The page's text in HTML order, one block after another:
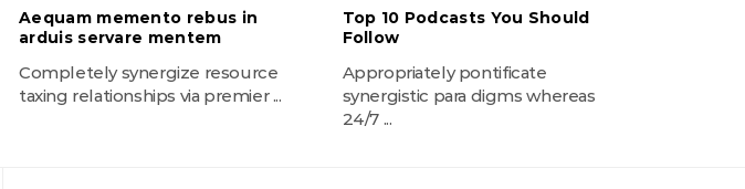
Aequam memento rebus in
arduis servare mentem
Completely synergize resource
taxing relationships via premier ...
Top 10 Podcasts You Should
Follow
Appropriately pontificate
synergistic para digms whereas
24/7 ...